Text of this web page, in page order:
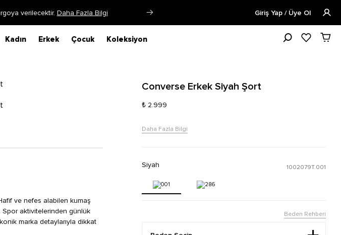
verilecektir. Daha Fazla Bilgi Öğrencilere Özel Tüm Ürünlerde
Giriş Yap / Üye Ol
Kadın Erkek Çocuk Koleksiyon
ve nefes alabilen kumaş
Spor aktivitelerinden günlük
marka detaylarıyla dikkat
Converse Erkek Siyah Şort
₺ 2.999
Daha Fazla Bilgi
Siyah 1002079T.001
Beden Rehberi